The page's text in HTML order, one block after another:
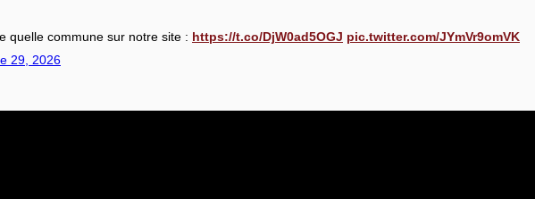
quelle commune sur notre site : https://t.co/DjW0ad5OGJ pic.twitter.com/JYmVr9omVK
29, 2026